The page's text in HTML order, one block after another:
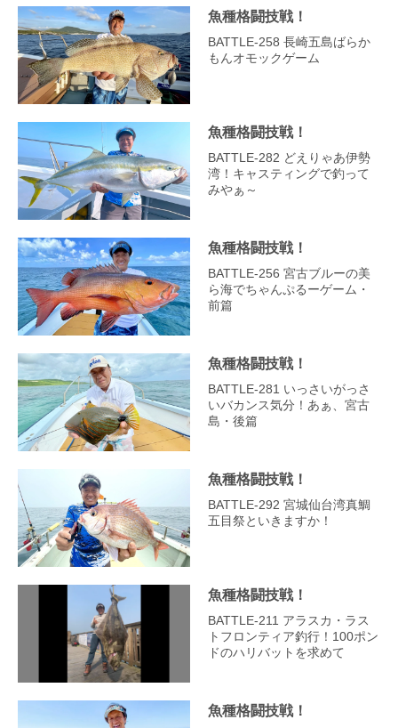
魚種格闘技戦！
BATTLE-258 長崎五島ばらか
もんオモックゲーム
魚種格闘技戦！
BATTLE-282 どえりゃあ伊勢
湾！キャスティングで釣って
みやぁ～
魚種格闘技戦！
BATTLE-256 宮古ブルーの美
ら海でちゃんぷるーゲーム・
前篇
魚種格闘技戦！
BATTLE-281 いっさいがっさ
いバカンス気分！あぁ、宮古
島・後篇
魚種格闘技戦！
BATTLE-292 宮城仙台湾真鯛
五目祭といきますか！
魚種格闘技戦！
BATTLE‐211 アラスカ・ラス
トフロンティア釣行！100ポン
ドのハリバットを求めて
魚種格闘技戦！